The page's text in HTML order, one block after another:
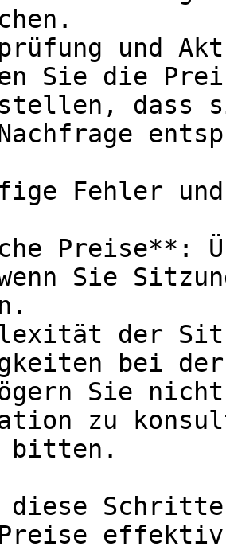
und
Sie die
dass
Fehler und
Preise**:
Sie
der
bei der
Sie
zu
bitten.
diese
effektiv